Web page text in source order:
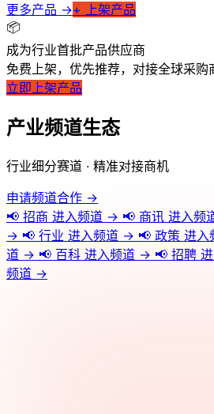
更多产品 →+ 上架产品
📦
成为行业首批产品供应商
免费上架，优先推荐，对接全球采购
立即上架产品
产业频道生态
行业细分赛道 · 精准对接商机
申请频道合作 →
📢 招商 进入频道 → 📢 商讯 进入频
→ 📢 行业 进入频道 → 📢 政策 进
道 → 📢 百科 进入频道 → 📢 招聘
频道 →